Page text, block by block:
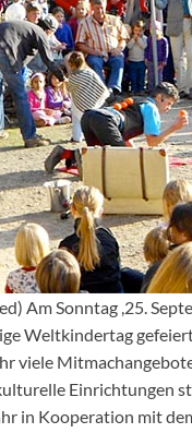
Am Sonntag ,25.
Weltkindertag
viele
Einrichtungen
in Kooperation mit